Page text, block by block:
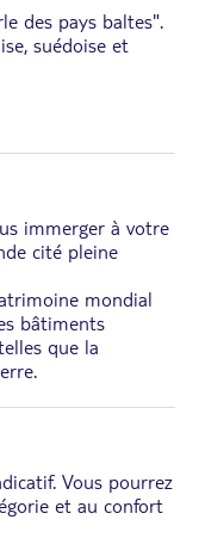
des pays baltes".
suédoise et
immerger à votre
cité pleine
mondial
bâtiments
que la
Vous pourrez
et au confort